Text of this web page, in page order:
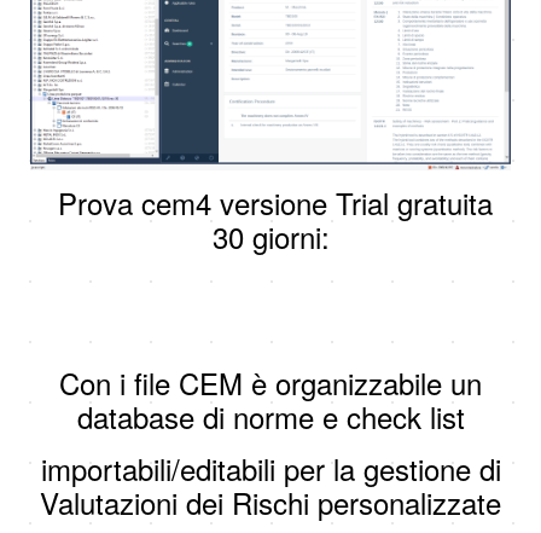
Prova cem4 versione Trial gratuita
30 giorni:
Con i file CEM è organizzabile un
database di norme e check list
importabili/editabili per la gestione di
Valutazioni dei Rischi personalizzate